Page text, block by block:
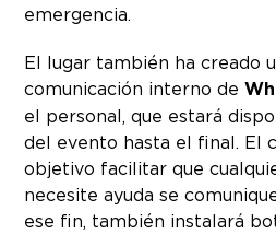
emergencia.
El lugar también ha creado
comunicación interno de
el personal, que estará
del evento hasta el final. El
objetivo facilitar que
necesite ayuda se
ese fin, también instalará